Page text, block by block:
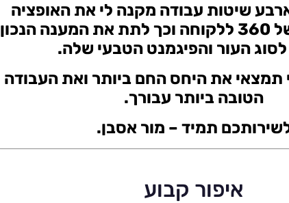
שיטות עבודה מקנה לי את האופציה
לתת מעטפת של 360 ללקוחה וכך לתת את המענה הנכון
לסוג העור והפיגמנט הטבעי שלה.
תמצאי את היחס החם ביותר ואת העבודה
הטובה ביותר עבורך.
תמיד – מור אסבן.
איפור קבוע